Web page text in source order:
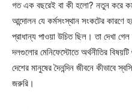
গত এক বছরেই বা কী হলো? নতুন করে
আন্দোলন যে কর্মসংস্থান সংকটের কারণে
প্রাধান্য পাওয়া উচিত ছিল। তা দেখা
দলগুলোর মেনিফেস্টোতে অর্থনীতির
দেশের মানুষের দৈনন্দিন জীবনে কীভাবে
জরুরি।